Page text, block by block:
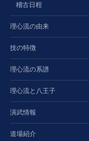
稽古日程
理心流の由来
技の特徴
理心流の系譜
理心流と八王子
演武情報
道場紹介